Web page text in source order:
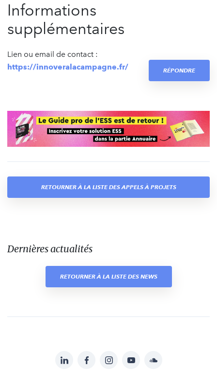
Informations
supplémentaires
Lien ou email de contact :
https://innoveralacampagne.fr/
RÉPONDRE
RETOURNER À LA LISTE DES APPELS À PROJETS
Dernières actualités
RETOURNER À LA LISTE DES NEWS
LinkedInFacebookInstagramYouTubeSoundcloud